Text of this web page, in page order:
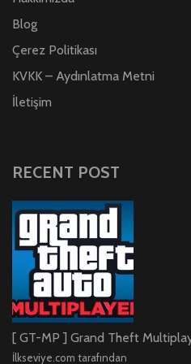
Blog
Çerez Politikası
KVKK – Aydınlatma Metni
İletişim
RECENT POST
[ GT-MP ] Grand Theft
İlkseviye.com tarafından